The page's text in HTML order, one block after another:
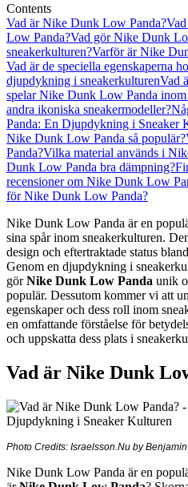
Contents
Vad är Nike Dunk Low Panda?
Low Panda?Vad gör Nike Dunk
sneakerkulturen?Varför är Nike
Vad är de speciella egenskaperna
djupdykning i sneakerkulturenVad
spelar Nike Dunk Low Panda inom
andra ikoniska sneakermodeller?
Panda: En Djupdykning i Sneaker
Nike Dunk Low Panda så populär?
Panda?Vilka material används i
Dunk Low Panda bra dämpning?
recensioner om Nike Dunk Low
för Nike Dunk Low Panda?
Nike Dunk Low Panda är en
sina spår inom sneakerkulturen.
design och eftertraktade status
Genom en djupdykning i
görNike Dunk Low Panda unik
populär. Dessutom kommer vi att
egenskaper och dess roll inom
en omfattande förståelse för
och uppskatta dess plats i
Vad är Nike Dunk
Photo Credits: Israelsson.Nu by
Nike Dunk Low Panda är en